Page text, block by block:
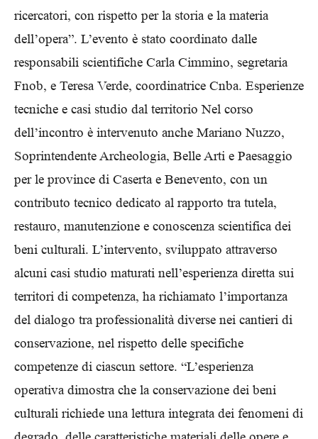
ricercatori, con rispetto per la storia e la materia
dell’opera”. L’evento è stato coordinato dalle
responsabili scientifiche Carla Cimmino, segretaria
Fnob, e Teresa Verde, coordinatrice Cnba. Esperienze
tecniche e casi studio dal territorio Nel corso
dell’incontro è intervenuto anche Mariano Nuzzo,
Soprintendente Archeologia, Belle Arti e Paesaggio
per le province di Caserta e Benevento, con un
contributo tecnico dedicato al rapporto tra tutela,
restauro, manutenzione e conoscenza scientifica dei
beni culturali. L’intervento, sviluppato attraverso
alcuni casi studio maturati nell’esperienza diretta sui
territori di competenza, ha richiamato l’importanza
del dialogo tra professionalità diverse nei cantieri di
conservazione, nel rispetto delle specifiche
competenze di ciascun settore. “L’esperienza
operativa dimostra che la conservazione dei beni
culturali richiede una lettura integrata dei fenomeni di